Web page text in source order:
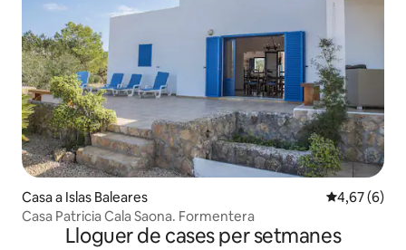
Casa a Islas Baleares 4,67 de
4,67 (6)
Casa Patricia Cala Saona. Formentera
Lloguer de cases per setmanes